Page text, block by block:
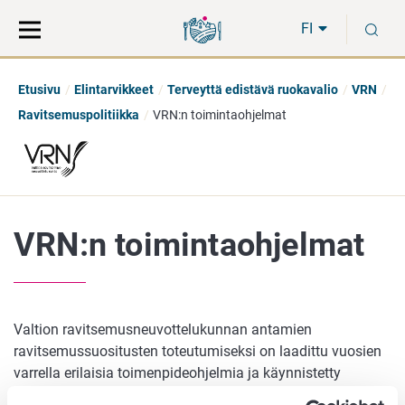
suoraan
sisältöön
koko
sivuston
FI
Etusivu Elintarvikkeet Terveyttä edistävä ruokavalio
VRN
Ravitsemuspolitiikka
VRN:n toimintaohjelmat
VRN:n toimintaohjelmat
Valtion ravitsemusneuvottelukunnan antamien
ravitsemussuositusten toteutumiseksi on laadittu vuosien
varrella erilaisia toimenpideohjelmia ja käynnistetty